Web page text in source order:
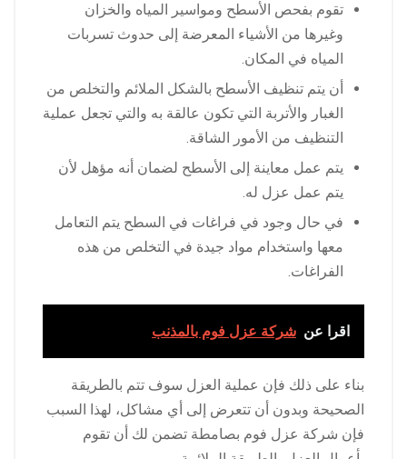
تقوم بفحص الأسطح ومواسير المياه والخزان
وغيرها من الأشياء المعرضة إلى حدوث تسربات
المياه في المكان.
أن يتم تنظيف الأسطح بالشكل الملائم والتخلص من
الغبار والأتربة التي تكون عالقة به والتي تجعل عملية
التنظيف من الأمور الشاقة.
يتم عمل معاينة إلى الأسطح لضمان أنه مؤهل لأن
يتم عمل عزل له.
في حال وجود في فراغات في السطح يتم التعامل
معها واستخدام مواد جيدة في التخلص من هذه
الفراغات.
اقرا عن شركة عزل فوم بالمذنب
بناء على ذلك فإن عملية العزل سوف تتم بالطريقة
الصحيحة وبدون أن تتعرض إلى أي مشاكل، لهذا السبب
فإن شركة عزل فوم بصامطة تضمن لك أن تقوم